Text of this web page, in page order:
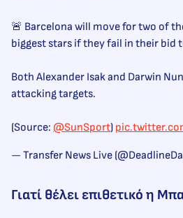
🚨 Barcelona will move for two of
biggest stars if they fail in their bid
Both Alexander Isak and Darwin
attacking targets.
(Source: @SunSport)
— Transfer News Live
Γιατί θέλει επιθετικό η